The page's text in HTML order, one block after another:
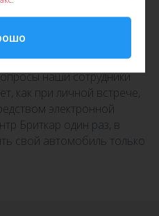
различные
можно на нашем
наши сотрудники
как при личной встрече,
электронной
Бриткар один раз, в
свой автомобиль только